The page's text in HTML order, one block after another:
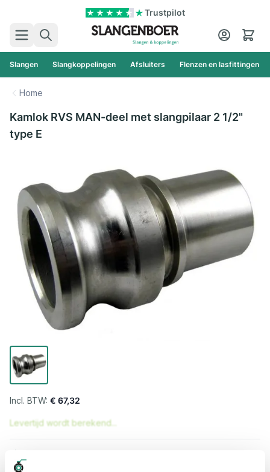
Trustpilot
Zoek
Cart
Slangen Slangkoppelingen Afsluiters Flenzen en lasfittingen
Home
Kamlok RVS MAN-deel met slangpilaar 2 1/2"
type E
€ 67,32
Levertijd wordt berekend...